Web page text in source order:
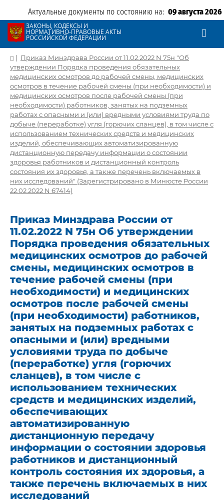
Актуальные документы по состоянию на: 09 августа 2026
ЗАКОНЫ, КОДЕКСЫ И
НОРМАТИВНО-ПРАВОВЫЕ АКТЫ
РОССИЙСКОЙ ФЕДЕРАЦИИ
| Приказ Минздрава России от 11.02.2022 N 75н "Об
утверждении Порядка проведения обязательных
медицинских осмотров до рабочей смены, медицинских
осмотров в течение рабочей смены (при необходимости) и
медицинских осмотров после рабочей смены (при
необходимости) работников, занятых на подземных
работах с опасными и (или) вредными условиями труда по
добыче (переработке) угля (горючих сланцев), в том числе с
использованием технических средств и медицинских
изделий, обеспечивающих автоматизированную
дистанционную передачу информации о состоянии
здоровья работников и дистанционный контроль
состояния их здоровья, а также перечень включаемых в
них исследований" (Зарегистрировано в Минюсте России
22.02.2022 N 67414)
Приказ Минздрава России от
11.02.2022 N 75н Об утверждении
Порядка проведения обязательных
медицинских осмотров до рабочей
смены, медицинских осмотров в
течение рабочей смены (при
необходимости) и медицинских
осмотров после рабочей смены
(при необходимости) работников,
занятых на подземных работах с
опасными и (или) вредными
условиями труда по добыче
(переработке) угля (горючих
сланцев), в том числе с
использованием технических
средств и медицинских изделий,
обеспечивающих
автоматизированную
дистанционную передачу
информации о состоянии здоровья
работников и дистанционный
контроль состояния их здоровья, а
также перечень включаемых в них
исследований